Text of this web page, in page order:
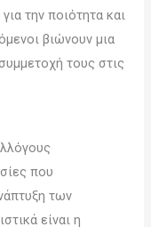
την ποιότητα και
βιώνουν μια
τους στις
που
των
είναι η